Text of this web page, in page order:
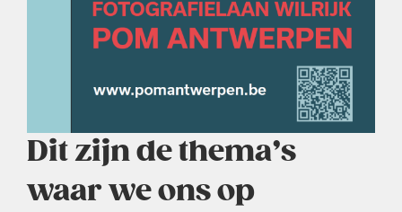
Dit zijn de thema’s
waar we ons op